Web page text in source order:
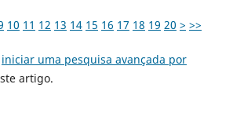
10 11 12 13 14 15 16 17 18 19 20 > >>
iniciar uma pesquisa avançada por
artigo.